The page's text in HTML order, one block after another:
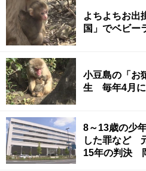
よちよちお
国」でベビ
小豆島の「お
生 毎年4月に
8～13歳の少
した罪など
15年の判決